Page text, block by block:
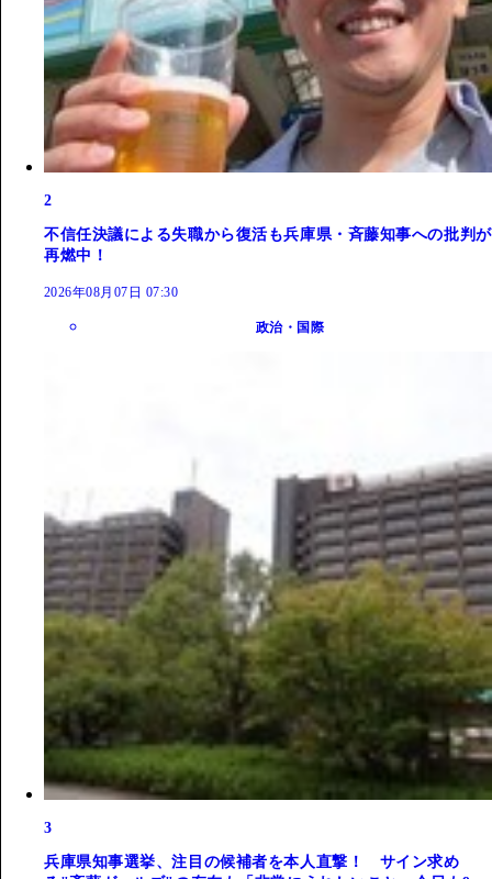
2
不信任決議による失職から復活も兵庫県・斉藤知事への批判が
再燃中！
2026年08月07日 07:30
政治・国際
3
兵庫県知事選挙、注目の候補者を本人直撃！ サイン求め